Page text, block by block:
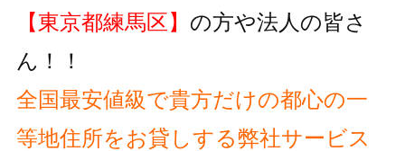
【東京都練馬区】 の方や法人の皆さ
ん！！
全国最安値級で貴方だけの都心の一
等地住所をお貸しする弊社サービス